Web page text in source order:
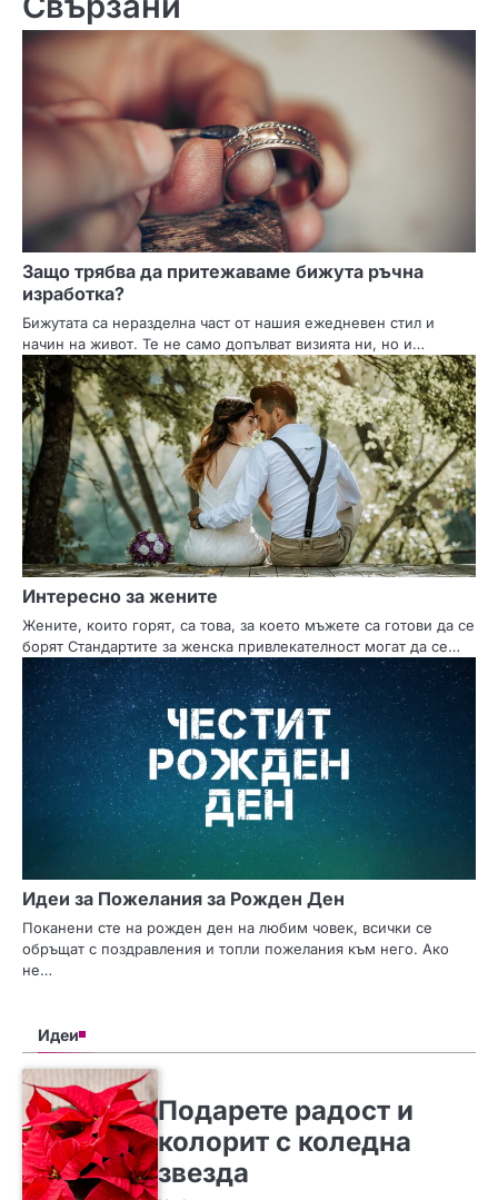
Защо трябва да притежаваме бижута ръчна
изработка?
Бижутата са неразделна част от нашия ежедневен стил и
начин на живот. Те не само допълват визията ни, но и…
Интересно за жените
Жените, които горят, са това, за което мъжете са готови да се
борят Стандартите за женска привлекателност могат да се…
Идеи за Пожелания за Рожден Ден
Поканени сте на рожден ден на любим човек, всички се
обръщат с поздравления и топли пожелания към него. Ако
не…
Идеи
Подарете радост и
колорит с коледна
звезда